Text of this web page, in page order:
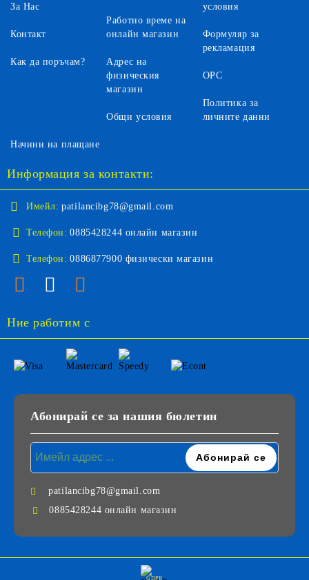
За Нас
Контакт
Как да поръчам?
Работно време на
онлайн магазин
Адрес на
физическия
магазин
Общи условия
условия
Формуляр за
рекламация
ОРС
Политика за
личните данни
Начини на плащане
Информация за контакти:
Имейл: patilancibg78@gmail.com
Телефон: 0885428244 онлайн магазин
Телефон: 0886877900 физически магазин
Ние работим с
Абонирай се за нашия бюлетин
patilancibg78@gmail.com
0885428244 онлайн магазин
GDPR